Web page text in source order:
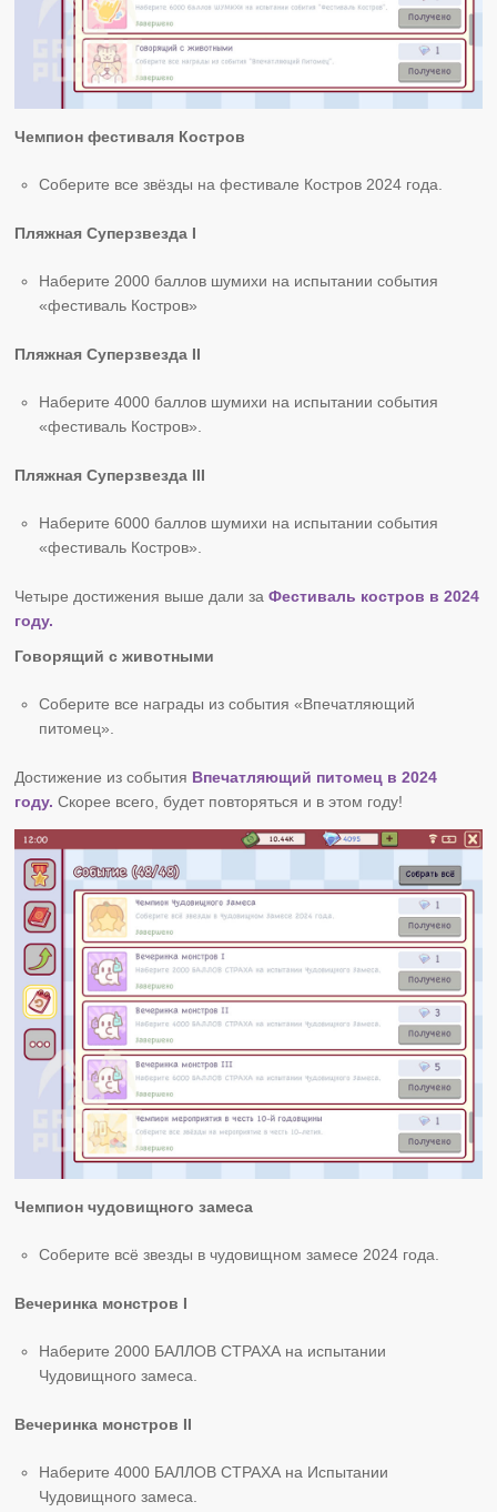
Чемпион фестиваля Костров
Соберите все звёзды на фестивале Костров 2024 года.
Пляжная Суперзвезда I
Наберите 2000 баллов шумихи на испытании события
«фестиваль Костров»
Пляжная Суперзвезда II
Наберите 4000 баллов шумихи на испытании события
«фестиваль Костров».
Пляжная Суперзвезда III
Наберите 6000 баллов шумихи на испытании события
«фестиваль Костров».
Четыре достижения выше дали заФестиваль костров в 2024
году.
Говорящий с животными
Соберите все награды из события «Впечатляющий
питомец».
Достижение из события Впечатляющий питомец в 2024
году. Скорее всего, будет повторяться и в этом году!
Чемпион чудовищного замеса
Соберите всё звезды в чудовищном замесе 2024 года.
Вечеринка монстров I
Наберите 2000 БАЛЛОВ СТРАХА на испытании
Чудовищного замеса.
Вечеринка монстров II
Наберите 4000 БАЛЛОВ СТРАХА на Испытании
Чудовищного замеса.